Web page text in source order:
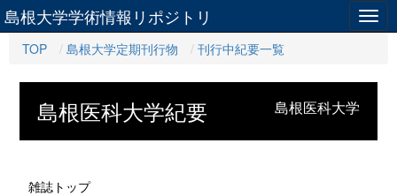
島根大学学術情報リポジトリ
TOP 島根大学定期刊行物 刊行中紀要一覧
島根医科大学
島根医科大学紀要
雑誌トップ